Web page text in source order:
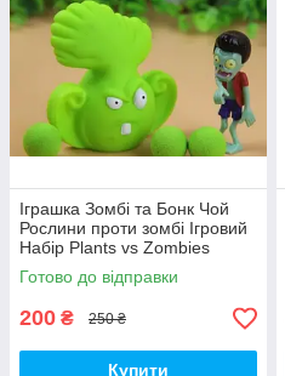
Іграшка Зомбі та Бонк Чой
Рослини проти зомбі Ігровий
Набір Plants vs Zombies
(00287)
Готово до відправки
200 ₴ 250 ₴
Купити